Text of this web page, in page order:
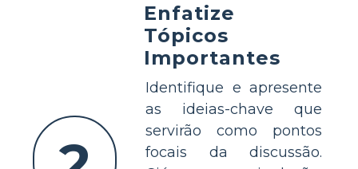
Enfatize
Tópicos
Importantes
Identifique e apresente
as ideias-chave que
servirão como pontos
focais da discussão.